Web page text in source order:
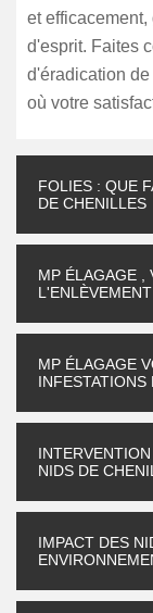
et
d'esprit. Faites
d'éradication
où votre
FOLIES : QUE
DE CHENILLES
MP ÉLAGAGE ,
MP ÉLAGAGE
INFESTATIONS
NIDS DE
IMPACT DES